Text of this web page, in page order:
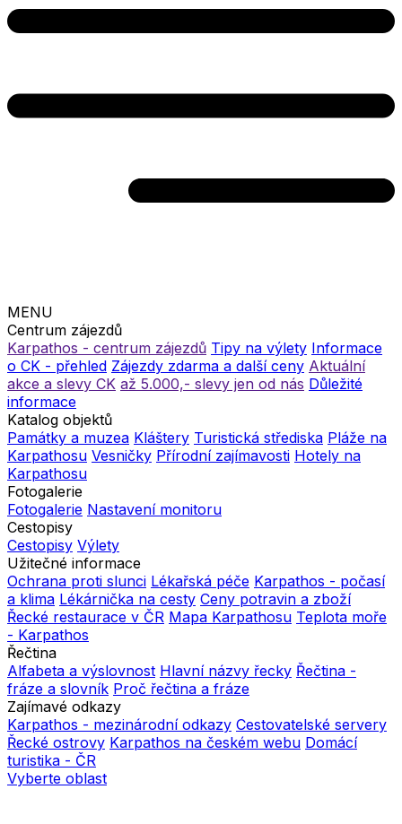
MENU
Centrum zájezdů
Karpathos - centrum zájezdů Tipy na výlety Informace
o CK - přehled Zájezdy zdarma a další ceny Aktuální
akce a slevy CK až 5.000,- slevy jen od nás Důležité
informace
Katalog objektů
Památky a muzea Kláštery Turistická střediska Pláže na
Karpathosu Vesničky Přírodní zajímavosti Hotely na
Karpathosu
Fotogalerie
Fotogalerie Nastavení monitoru
Cestopisy
Cestopisy Výlety
Užitečné informace
Ochrana proti slunci Lékařská péče Karpathos - počasí
a klima Lékárnička na cesty Ceny potravin a zboží
Řecké restaurace v ČR Mapa Karpathosu Teplota moře
- Karpathos
Řečtina
Alfabeta a výslovnost Hlavní názvy řecky Řečtina -
fráze a slovník Proč řečtina a fráze
Zajímavé odkazy
Karpathos - mezinárodní odkazy Cestovatelské servery
Řecké ostrovy Karpathos na českém webu Domácí
turistika - ČR
Vyberte oblast